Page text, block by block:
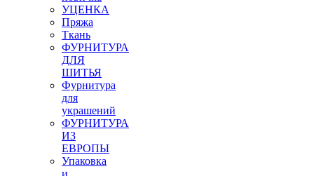
УЦЕНКА
Пряжа
Ткань
ФУРНИТУРА
ДЛЯ
ШИТЬЯ
Фурнитура
для
украшений
ФУРНИТУРА
ИЗ
ЕВРОПЫ
Упаковка
и